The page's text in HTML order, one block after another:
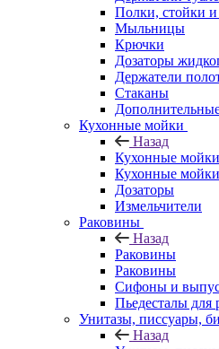
Полки, стойки и
Мыльницы
Крючки
Дозаторы
Держатели
Стаканы
Кухонные мойки
Назад
Кухонные мойки
Кухонные мойки
Дозаторы
Измельчители
Раковины
Назад
Раковины
Раковины
Сифоны и
Пьедесталы для
Унитазы, писсуары,
Назад